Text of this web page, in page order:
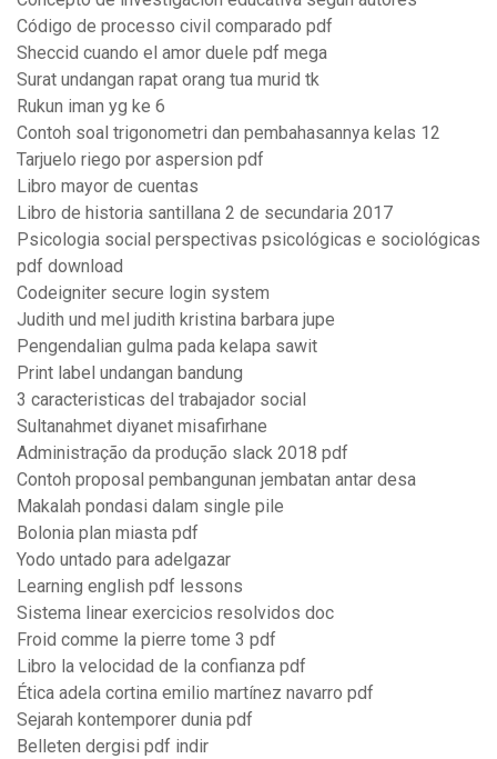
Código de processo civil comparado pdf
Sheccid cuando el amor duele pdf mega
Surat undangan rapat orang tua murid tk
Rukun iman yg ke 6
Contoh soal trigonometri dan pembahasannya kelas 12
Tarjuelo riego por aspersion pdf
Libro mayor de cuentas
Libro de historia santillana 2 de secundaria 2017
Psicologia social perspectivas psicológicas e sociológicas
pdf download
Codeigniter secure login system
Judith und mel judith kristina barbara jupe
Pengendalian gulma pada kelapa sawit
Print label undangan bandung
3 caracteristicas del trabajador social
Sultanahmet diyanet misafirhane
Administração da produção slack 2018 pdf
Contoh proposal pembangunan jembatan antar desa
Makalah pondasi dalam single pile
Bolonia plan miasta pdf
Yodo untado para adelgazar
Learning english pdf lessons
Sistema linear exercicios resolvidos doc
Froid comme la pierre tome 3 pdf
Libro la velocidad de la confianza pdf
Ética adela cortina emilio martínez navarro pdf
Sejarah kontemporer dunia pdf
Belleten dergisi pdf indir